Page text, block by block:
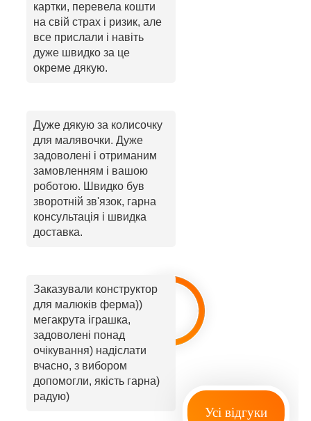
картки, перевела кошти
на свій страх і ризик, але
все прислали і навіть
дуже швидко за це
окреме дякую.
Дуже дякую за колисочку
для малявочки. Дуже
задоволені і отриманим
замовленням і вашою
роботою. Швидко був
зворотній зв'язок, гарна
консультація і швидка
доставка.
Заказували конструктор
для малюків ферма))
мегакрута іграшка,
задоволені понад
очікування) надіслати
вчасно, з вибором
допомогли, якість гарна)
радую)
Усі відгуки